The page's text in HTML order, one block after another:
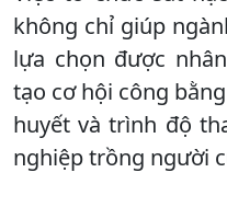
không chỉ giúp
lựa chọn được
tạo cơ hội công
huyết và trình độ
nghiệp trồng người